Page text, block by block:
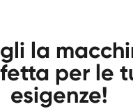
la
per le
esigenze!